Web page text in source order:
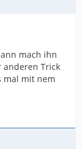
mach ihn
anderen Trick
mal mit nem